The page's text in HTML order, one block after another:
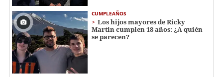
CUMPLEAÑOS
Los hijos mayores de Ricky
Martin cumplen 18 años: ¿A quién
se parecen?